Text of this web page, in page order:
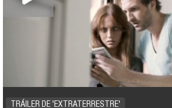
TRÁILER DE 'EXTRATERRESTRE'